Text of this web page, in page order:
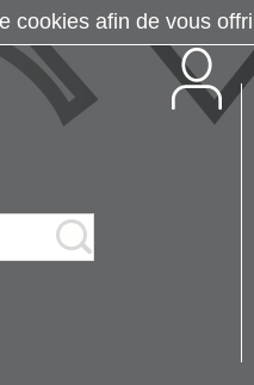
cookies afin de vous